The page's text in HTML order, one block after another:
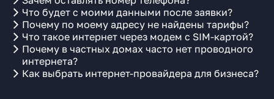
Что будет с моими данными после заявки?
Почему по моему адресу не найдены тарифы?
Что такое интернет через модем с SIM-картой?
Почему в частных домах часто нет проводного
интернета?
Как выбрать интернет-провайдера для бизнеса?